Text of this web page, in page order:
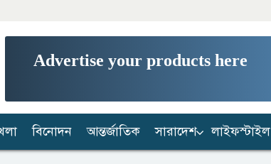
Advertise your products here
বিনোদন আন্তর্জাতিক সারাদেশ লাইফস্টাইল